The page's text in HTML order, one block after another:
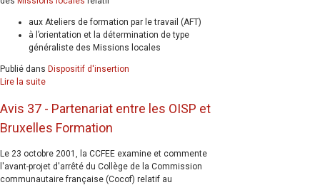
aux Ateliers de formation par le travail (AFT)
à l’orientation et la détermination de type
généraliste des Missions locales
Publié dans Dispositif d'insertion
Lire la suite
Avis 37 - Partenariat entre les OISP et
Bruxelles Formation
Le 23 octobre 2001, la CCFEE examine et commente
l'avant-projet d'arrêté du Collège de la Commission
communautaire française (Cocof) relatif au